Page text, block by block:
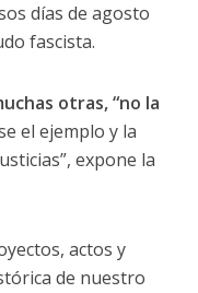
días de agosto
fascista.
otras, “no la
el ejemplo y la
expone la
actos y
de nuestro